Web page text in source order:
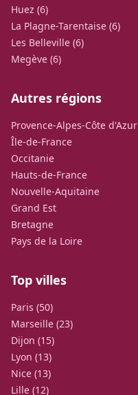
Huez (6)
La Plagne-Tarentaise (6)
Les Belleville (6)
Megève (6)
Autres régions
Provence-Alpes-Côte d'Azur
Île-de-France
Occitanie
Hauts-de-France
Nouvelle-Aquitaine
Grand Est
Bretagne
Pays de la Loire
Top villes
Paris (50)
Marseille (23)
Dijon (15)
Lyon (13)
Nice (13)
Lille (12)